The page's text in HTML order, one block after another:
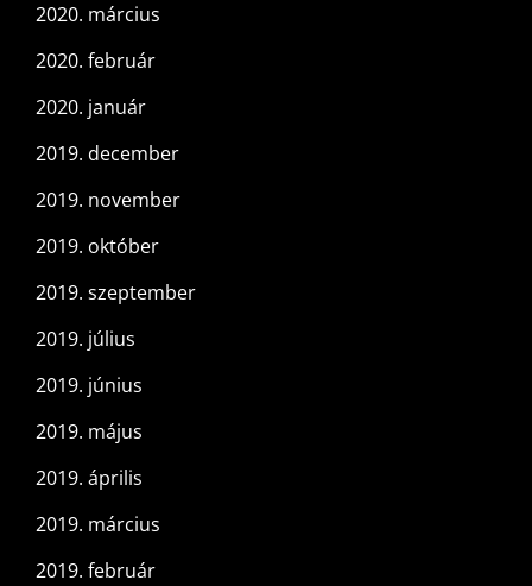
2020. március
2020. február
2020. január
2019. december
2019. november
2019. október
2019. szeptember
2019. július
2019. június
2019. május
2019. április
2019. március
2019. február